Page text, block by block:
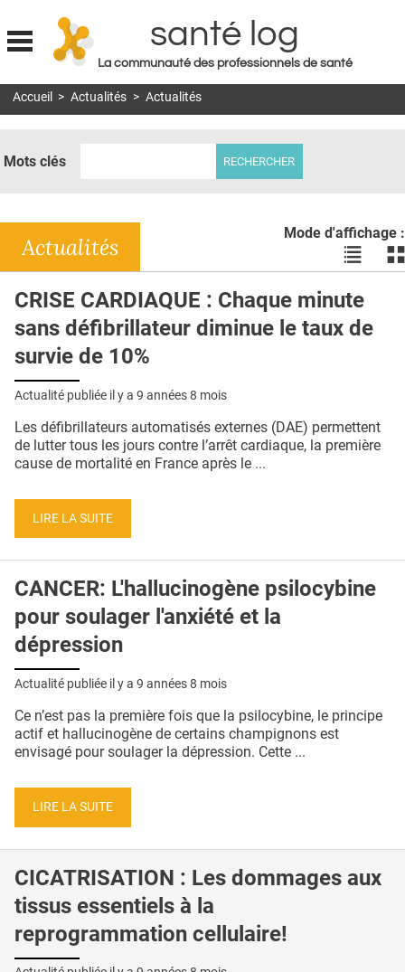
Jump to navigation
santé log
La communauté des professionnels de santé
MON COMPTE
DOSSIERS
RÉSEAUX
E-REVUE SAD
L'APP
PUBLICITÉ
CONTACT
Accueil > Actualités > Actualités
Mots clés
Mode d'affichage :
Voir
les
en
liste
les
Actualités
CRISE CARDIAQUE : Chaque minute
sans défibrillateur diminue le taux de
survie de 10%
Actualité publiée il y a 9 années 8 mois
Les défibrillateurs automatisés externes (DAE) permettent
de lutter tous les jours contre l’arrêt cardiaque, la première
cause de mortalité en France après le ...
LIRE LA SUITE
CANCER: L'hallucinogène psilocybine
pour soulager l'anxiété et la
dépression
Actualité publiée il y a 9 années 8 mois
Ce n’est pas la première fois que la psilocybine, le principe
actif et hallucinogène de certains champignons est
envisagé pour soulager la dépression. Cette ...
LIRE LA SUITE
CICATRISATION : Les dommages aux
tissus essentiels à la
reprogrammation cellulaire!